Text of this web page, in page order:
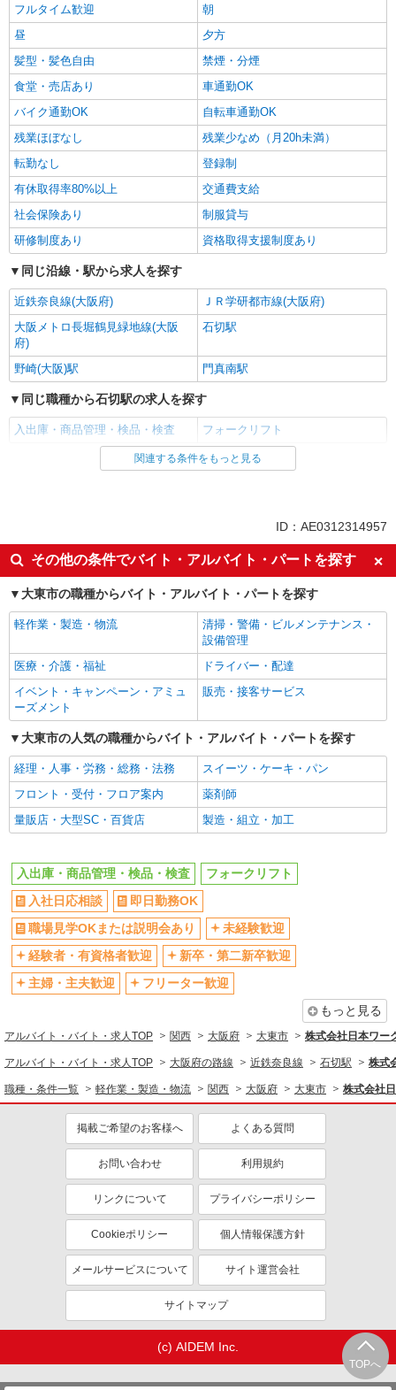
フルタイム歓迎
朝
昼
夕方
髪型・髪色自由
禁煙・分煙
食堂・売店あり
車通勤OK
バイク通勤OK
自転車通勤OK
残業ほぼなし
残業少なめ（月20h未満）
転勤なし
登録制
有休取得率80%以上
交通費支給
社会保険あり
制服貸与
研修制度あり
資格取得支援制度あり
同じ沿線・駅から求人を探す
近鉄奈良線(大阪府)
ＪＲ学研都市線(大阪府)
大阪メトロ長堀鶴見緑地線(大阪
府)
石切駅
野崎(大阪)駅 門真南駅
同じ職種から石切駅の求人を探す
入出庫・商品管理・検品・検査 フォークリフト
同じ雇用形態から石切駅の求人を探す
入社日応相談
即日勤務OK
職場見学OKまたは説明会あり
未経験歓迎
経験者・有資格者歓迎
新卒・第二新卒歓迎
主婦・主夫歓迎
フリーター歓迎
学歴不問
ブランクOK
ミドル（40代～）活躍中
エルダー（50代～）活躍中
高収入・高額
週払い
完全週休2日制
年間休日120日以上
土日祝休み
短期（3ヶ月以内）
平日のみ勤務OK
フルタイム歓迎
朝
昼
夕方
髪型・髪色自由
禁煙・分煙
食堂・売店あり
車通勤OK
バイク通勤OK
自転車通勤OK
残業ほぼなし
残業少なめ（月20h未満）
転勤なし
登録制
有休取得率80%以上
交通費支給
研修制度あり
資格取得支援制度あり
同じ職種から求人を探す
軽作業・製造・物流
入出庫・商品管理・検品・検査
フォークリフト
同じ特徴から求人を探す
未経験歓迎
ミドル（40代～）活躍中
土日祝休み
短期（3ヶ月以内）
交通費支給
社会保険あり
関連する条件をもっと見る
ID：AE0312314957
その他の条件でバイト・アルバイト・パートを探す
大東市の職種からバイト・アルバイト・パートを探す
軽作業・製造・物流
清掃・警備・ビルメンテナンス・
設備管理
医療・介護・福祉
ドライバー・配達
イベント・キャンペーン・アミュ
ーズメント
販売・接客サービス
大東市の人気の職種からバイト・アルバイト・パートを探す
経理・人事・労務・総務・法務
スイーツ・ケーキ・パン
フロント・受付・フロア案内
薬剤師
量販店・大型SC・百貨店
製造・組立・加工
TOPへ
入出庫・商品管理・検品・検査
フォークリフト
入社日応相談
即日勤務OK
職場見学OKまたは説明会あり
未経験歓迎
経験者・有資格者歓迎
新卒・第二新卒歓迎
主婦・主夫歓迎
フリーター歓迎
もっと見る
アルバイト・バイト・求人TOP 関西 大阪府 大東市 株式会社日本ワー
アルバイト・バイト・求人TOP 大阪府の路線 近鉄奈良線 石切駅 株式
職種・条件一覧 軽作業・製造・物流 関西 大阪府 大東市 株式会社
掲載ご希望のお客様へ よくある質問
お問い合わせ 利用規約
リンクについて プライバシーポリシー
Cookieポリシー 個人情報保護方針
メールサービスについて サイト運営会社
サイトマップ
(c) AIDEM Inc.